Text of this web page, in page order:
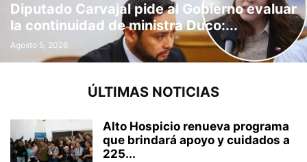
Diputado Carvajal pide al Gobierno evaluar
la continuidad de ministra Duco:...
Agosto 5, 2026
ÚLTIMAS NOTICIAS
Alto Hospicio renueva programa
que brindará apoyo y cuidados a
225...